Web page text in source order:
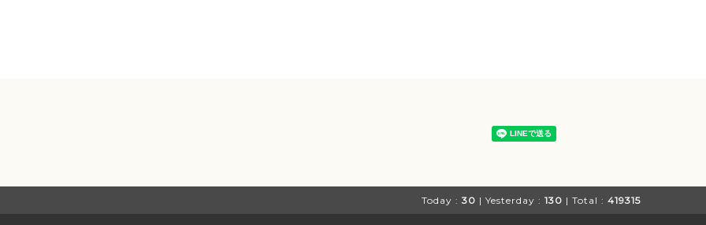
Today : 30 | Yesterday : 130 | Total : 419315